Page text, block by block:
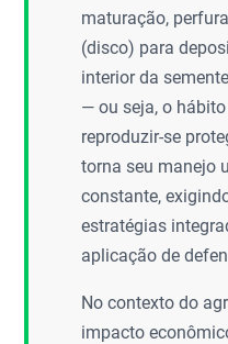
maturação,
(disco) para
interior da
— ou seja, o
reproduzir-se
torna seu manejo
constante,
estratégias
aplicação de
No contexto do
impacto